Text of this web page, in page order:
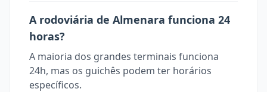
A rodoviária de Almenara funciona 24
horas?
A maioria dos grandes terminais funciona
24h, mas os guichês podem ter horários
específicos.